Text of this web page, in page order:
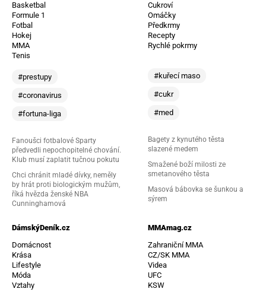
Basketbal
Formule 1
Fotbal
Hokej
MMA
Tenis
#prestupy
#coronavirus
#fortuna-liga
Fanoušci fotbalové Sparty
předvedli nepochopitelné chování.
Klub musí zaplatit tučnou pokutu
Chci chránit mladé dívky, neměly
by hrát proti biologickým mužům,
říká hvězda ženské NBA
Cunninghamová
Cukroví
Omáčky
Předkrmy
Recepty
Rychlé pokrmy
#kuřecí maso
#cukr
#med
Bagety z kynutého těsta
slazené medem
Smažené boží milosti ze
smetanového těsta
Masová bábovka se šunkou a
sýrem
DámskýDeník.cz
Domácnost
Krása
Lifestyle
Móda
Vztahy
MMAmag.cz
Zahraniční MMA
CZ/SK MMA
Videa
UFC
KSW